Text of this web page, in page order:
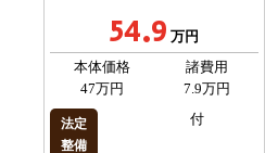
54.9 万円
本体価格
47万円
諸費用
7.9万円
法定
整備
付